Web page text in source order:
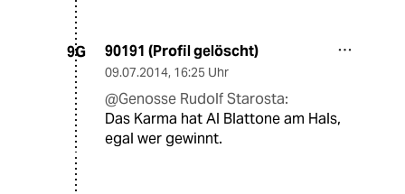
9G 90191 (Profil gelöscht)
09.07.2014, 16:25 Uhr
@Genosse Rudolf Starosta:
Das Karma hat Al Blattone am Hals,
egal wer gewinnt.